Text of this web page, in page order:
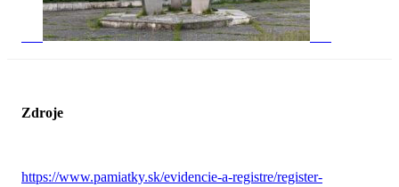
Zdroje
https://www.pamiatky.sk/evidencie-a-registre/register-